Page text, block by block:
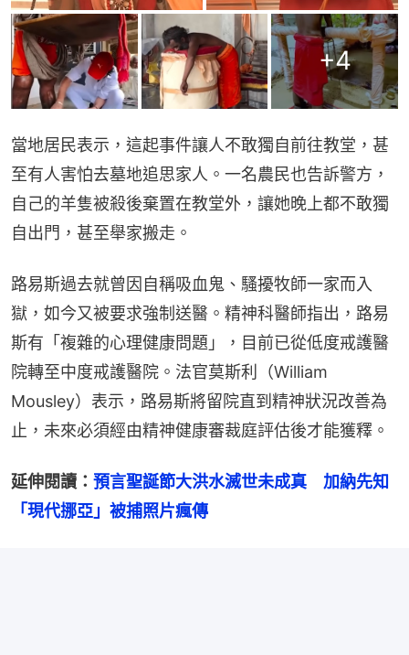
+4
當地居民表示，這起事件讓人不敢獨自前往教堂，甚
至有人害怕去墓地追思家人。一名農民也告訴警方，
自己的羊隻被殺後棄置在教堂外，讓她晚上都不敢獨
自出門，甚至舉家搬走。
路易斯過去就曾因自稱吸血鬼、騷擾牧師一家而入
獄，如今又被要求強制送醫。精神科醫師指出，路易
斯有「複雜的心理健康問題」，目前已從低度戒護醫
院轉至中度戒護醫院。法官莫斯利（William
Mousley）表示，路易斯將留院直到精神狀況改善為
止，未來必須經由精神健康審裁庭評估後才能獲釋。
延伸閱讀： 預言聖誕節大洪水滅世未成真　加納先知
「現代挪亞」被捕照片瘋傳